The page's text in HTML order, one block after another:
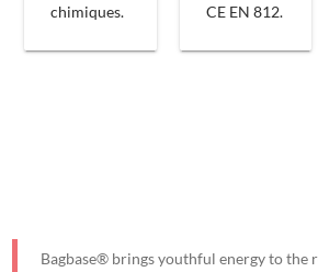
chimiques.
CE EN 812.
Bagbase® brings youthful energy to the